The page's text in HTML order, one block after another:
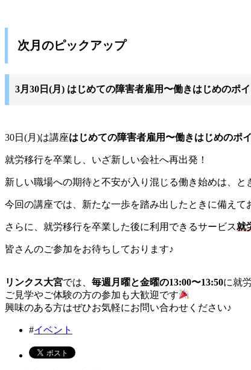
次月のピックアップ
3月30日(月) はじめての障害者雇用〜働きはじめのポ
30日(月)は講座はじめての障害者雇用〜働きはじめのポ
就労移行を卒業し、いざ新しい会社へ再出発！
新しい職場への期待と不安が入り混じる働き始めは、と
今回の講座では、新たな一歩を踏み出したときに備えて
さらに、就労移行を卒業した後に利用できるサービス就
皆さんのご参加をお待ちしております♪
リンクス大宮では、 毎週月曜と金曜の13:00〜13:50に就
ご見学やご体験の方の参加も大歓迎です
興味のある方はぜひお気軽にお問い合わせください♪
#イベント